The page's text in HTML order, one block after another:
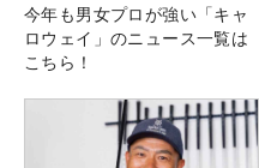
今年も男女プロが強い「キャ
ロウェイ」のニュース一覧は
こちら！